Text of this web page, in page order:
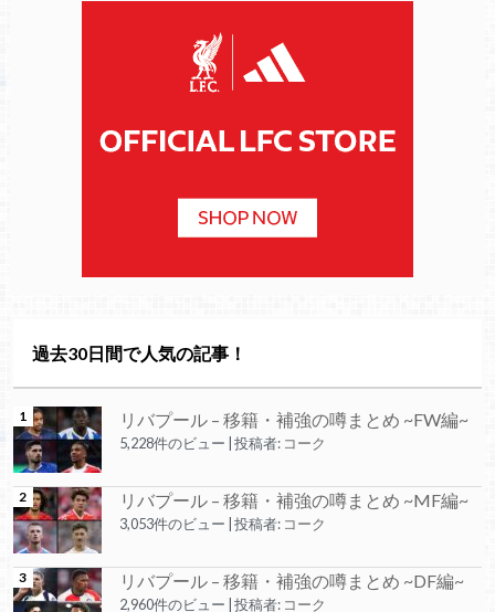
過去30日間で人気の記事！
リバプール – 移籍・補強の噂まとめ ~FW編~
5,228件のビュー 投稿者: コーク
リバプール – 移籍・補強の噂まとめ ~MF編~
3,053件のビュー 投稿者: コーク
リバプール – 移籍・補強の噂まとめ ~DF編~
2,960件のビュー 投稿者: コーク